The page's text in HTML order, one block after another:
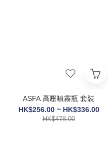
ASFA 高壓噴霧瓶 套裝
HK$256.00 ~ HK$336.00
HK$478.00